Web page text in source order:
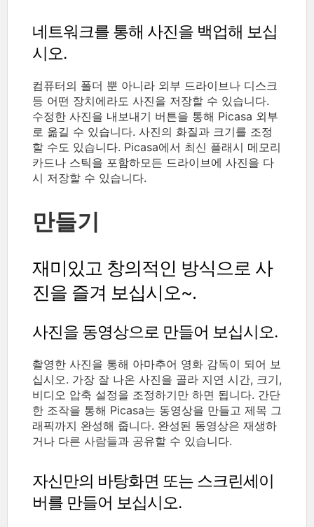
네트워크를 통해 사진을 백업해 보십
시오.
컴퓨터의 폴더 뿐 아니라 외부 드라이브나 디스크
등 어떤 장치에라도 사진을 저장할 수 있습니다.
수정한 사진을 내보내기 버튼을 통해 Picasa 외부
로 옮길 수 있습니다. 사진의 화질과 크기를 조정
할 수도 있습니다. Picasa에서 최신 플래시 메모리
카드나 스틱을 포함하모든 드라이브에 사진을 다
시 저장할 수 있습니다.
만들기
재미있고 창의적인 방식으로 사
진을 즐겨 보십시오~.
사진을 동영상으로 만들어 보십시오.
촬영한 사진을 통해 아마추어 영화 감독이 되어 보
십시오. 가장 잘 나온 사진을 골라 지연 시간, 크기,
비디오 압축 설정을 조정하기만 하면 됩니다. 간단
한 조작을 통해 Picasa는 동영상을 만들고 제목 그
래픽까지 완성해 줍니다. 완성된 동영상은 재생하
거나 다른 사람들과 공유할 수 있습니다.
자신만의 바탕화면 또는 스크린세이
버를 만들어 보십시오.